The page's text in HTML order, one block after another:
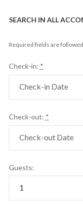
SEARCH IN ALL
Required fields are
Check-in: *
Check-out: *
Guests: